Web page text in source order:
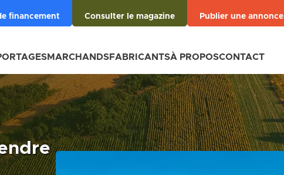
financement Consulter le magazine Publier une annonce
MARCHANDSFABRICANTSÀ PROPOSCONTACT